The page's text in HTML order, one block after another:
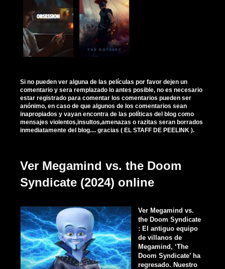
Si no pueden ver alguna de las películas por favor dejen un
comentario y sera remplazado lo antes posible, no es necesario
estar registrado para comentar los comentarios pueden ser
anónimo, en caso de que algunos de los comentarios sean
inapropiados y vayan encontra de las políticas del blog como
mensajes violentos,insultos,amenazas o razitas seran borrados
inmediatamente del blog.... gracias ( EL STAFF DE PEELINK ).
Ver Megamind vs. the Doom
Syndicate (2024) online
Ver Megamind vs.
the Doom Syndicate
: El antiguo equipo
de villanos de
Megamind, ‘The
Doom Syndicate’ ha
regresado. Nuestro